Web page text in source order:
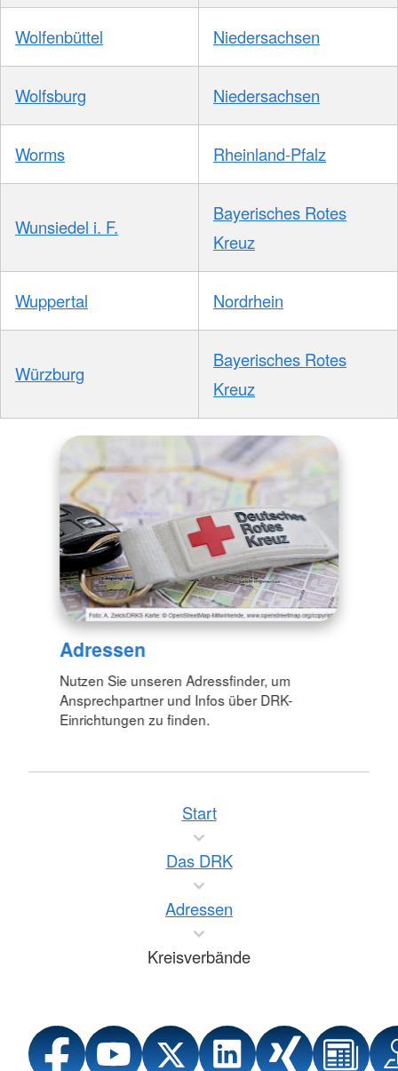
Wolfenbüttel Niedersachsen
Wolfsburg Niedersachsen
Worms Rheinland-Pfalz
Wunsiedel i. F.
Bayerisches Rotes
Kreuz
Wuppertal Nordrhein
Würzburg
Bayerisches Rotes
Kreuz
Adressen
Nutzen Sie unseren Adressfinder, um
Ansprechpartner und Infos über DRK-
Einrichtungen zu finden.
Start
Das DRK
Adressen
Kreisverbände